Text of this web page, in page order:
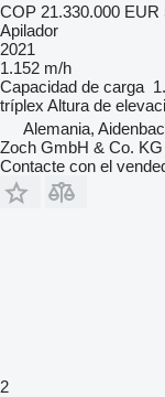
COP 21.330.000 EUR
Apilador
2021
1.152 m/h
Capacidad de carga
tríplex Altura de
Alemania,
Zoch GmbH & Co. KG
Contacte con el
2